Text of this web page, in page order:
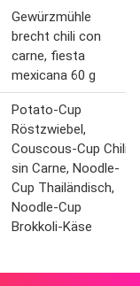
Gewürzmühle
brecht chili con
carne, fiesta
mexicana 60 g
Potato-Cup
Röstzwiebel,
Couscous-Cup Chili
sin Carne, Noodle-
Cup Thailändisch,
Noodle-Cup
Brokkoli-Käse